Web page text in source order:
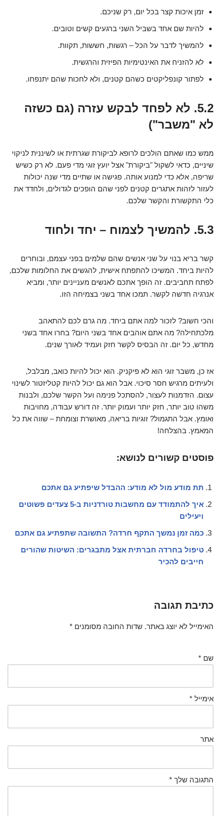
זמן איכות קצר בכל יום, רק שניכם.
להיות שם אחד בשביל השני ברגעים קשים וטובים.
להמשיך לדבר על הכל – רגשות, חששות, תקוות.
לא להזניח את האינטימיות הפיזית והרגשית.
לפתור קונפליקטים כשהם קטנים, ולא לחכות שהם יתנפחו.
5.2. לא לפחד לבקש עזרה (גם כשזה
לא "משבר")
ממש כמו שאתם הולכים לרופא לביקורת שגרתית או לשיננית לניקוי
שיניים, כדאי לשקול "ביקורת" אצל יועץ זוגי מדי פעם. לא רק כשיש
שריפה, אלא כדי למנוע אותה. פגישה או שתיים מדי שנה יכולות
לעזור לזהות אתגרים קטנים לפני שהם הופכים לגדולים, ולחדד את
כלי התקשורת והקשר שלכם.
5.3. להמשיך לצמוח – יחד ולחוד
קשר בריא בנוי על שני אנשים שהם שלמים בפני עצמם, ובוחרים
להיות ביחד. המשיכו להתפתח אישית, להגשים את החלומות שלכם,
לפתח תחביבים. זה הופך אתכם לאנשים מעניינים יותר, ומביא
אנרגיה חדשה לקשר. תמכו אחד בשני בצמיחה הזו.
והכי חשוב? לזכור למה אתם ביחד. מה גרם לכם להתאהב
מלכתחילה? מה אתם אוהבים אחד בשני היום? בחרו אחד בשני
מחדש, כל יום. זה הבסיס לקשר חזק ועמיד לאורך שנים.
אז כן, משבר זוגי הוא לא פיקניק. הוא יכול להיות כואב, מבלבל,
ולעיתים מרגיש חסר סיכוי. אבל הוא גם יכול להיות קטליזטור לשינוי
עצום. הזדמנות לעצור, להסתכל פנימה ועל הקשר שלכם, ולבנות
משהו טוב יותר, חזק יותר ועמוק יותר. זה דורש עבודה, מחויבות
ואומץ. אבל התגמול? זוגיות בריאה, מאושרת וצומחת – שווה את כל
המאמץ. בהצלחה!
פוסטים קשורים לנושא:
תת מודע מול לא מודע: ההבדל שיפתיע גם אתכם
איך להתמודד עם מחשבות טורדניות ב-5 צעדים פשוטים
ויעילים
כמה זמן נמשך התקף חרדה? התשובה שתפתיע גם אתכם
טיפול בחרדה חברתית אצל מתבגרים: השיטות שהורים
חייבים להכיר
כתיבת תגובה
האימייל לא יוצג באתר. שדות החובה מסומנים *
שם *
אימייל *
אתר
התגובה שלך *